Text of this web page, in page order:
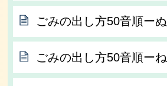
ごみの出し方50音順ーぬ
ごみの出し方50音順ーね